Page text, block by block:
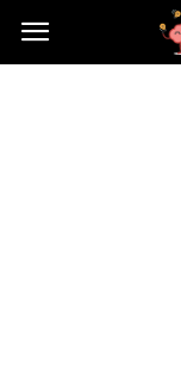
Ruszglowa.pl